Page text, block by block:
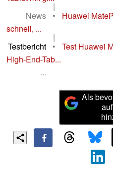
|
News
•
Huawei
schnell, ...
|
Testbericht
•
Test Huawei
High-End-Tab...
...
Als